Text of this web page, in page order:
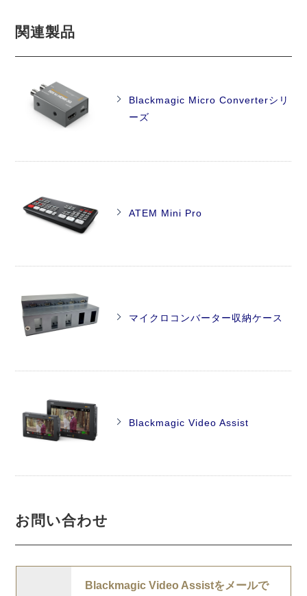
関連製品
Blackmagic Micro Converterシリ
ーズ
ATEM Mini Pro
マイクロコンバーター収納ケース
Blackmagic Video Assist
お問い合わせ
Blackmagic Video Assistをメールで